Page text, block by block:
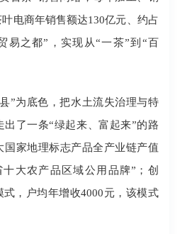
电商年销售额达130亿元、约占
易之都”，实现从“一茶”到“百
为底色，把水土流失治理与特
了一条“绿起来、富起来”的路
家地理标志产品全产业链产值
大农产品区域公用品牌”；创
式，户均年增收4000元，该模式